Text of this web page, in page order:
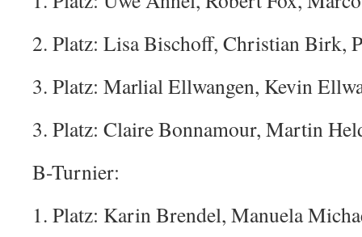
2. Platz: Lisa Bischoff, Christian Birk,
3. Platz: Marlial Ellwangen, Kevin
3. Platz: Claire Bonnamour, Martin
B-Turnier:
1. Platz: Karin Brendel, Manuela